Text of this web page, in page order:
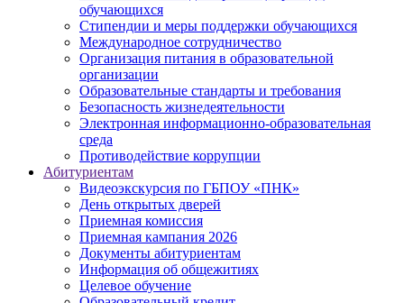
обучающихся
Стипендии и меры поддержки обучающихся
Международное сотрудничество
Организация питания в образовательной
организации
Образовательные стандарты и требования
Безопасность жизнедеятельности
Электронная информационно-образовательная
среда
Противодействие коррупции
Абитуриентам
Видеоэкскурсия по ГБПОУ «ПНК»
День открытых дверей
Приемная комиссия
Приемная кампания 2026
Дoкументы абитуриентам
Информация об общежитиях
Целевое обучение